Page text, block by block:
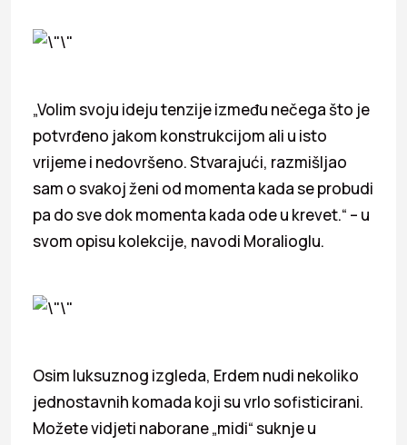
„Volim svoju ideju tenzije između nečega što je
potvrđeno jakom konstrukcijom ali u isto
vrijeme i nedovršeno. Stvarajući, razmišljao
sam o svakoj ženi od momenta kada se probudi
pa do sve dok momenta kada ode u krevet.“ – u
svom opisu kolekcije, navodi Moralioglu.
Osim luksuznog izgleda, Erdem nudi nekoliko
jednostavnih komada koji su vrlo sofisticirani.
Možete vidjeti naborane „midi“ suknje u